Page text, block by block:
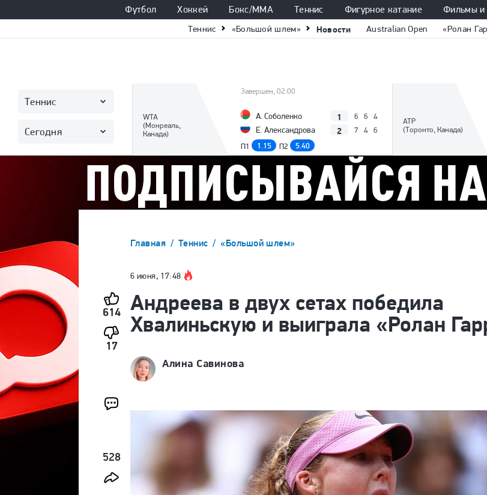
Футбол Хоккей Бокс/ММА Теннис Фигурное катание Фильмы и
Теннис «Большой шлем» Новости Australian Open «Ролан
Теннис
Сегодня
WTA
(Монреаль,
Канада)
Завершен, 02:00
А. Соболенко
Е. Александрова
1 6 6 4
2 7 4
6
П1
1.15 П2 5.40
ATP
(Торонто, Канада)
Главная Теннис «Большой шлем»
614
17
528
6 июня, 17:48
Андреева в двух сетах победила
Хвалиньскую и выиграла «Ролан
Алина Савинова